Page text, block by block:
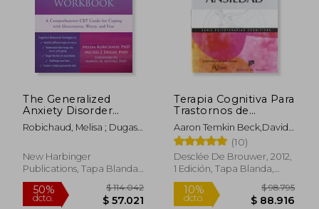
dcto.
10%
dcto. $
Rápido
The Generalized
Anxiety Disorder
Workbook: A
Comprehensive CBT
Uncertainty, Worry,
and Fear (New
Workbooks) (en
Inglés)
Robichaud, Melisa ; Dugas,
New Harbinger
Publications, Tapa Blanda,
Nuevo
Terapia Cognitiva Para
Trastornos de
Ansiedad
Aaron Temkin Beck,David
A. Clark
(10)
Desclée De Brouwer, 2012,
1 Edición, Tapa Blanda,
Nuevo